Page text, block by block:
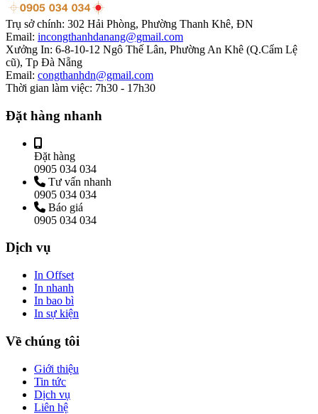
Trụ sở chính: 302 Hải Phòng, Phường Thanh Khê, ĐN
Email: incongthanhdanang@gmail.com
Xưởng In: 6-8-10-12 Ngô Thế Lân, Phường An Khê (Q.Cẩm Lệ
cũ), Tp Đà Nẵng
Email: congthanhdn@gmail.com
Thời gian làm việc: 7h30 - 17h30
Đặt hàng nhanh
Đặt hàng
0905 034 034
Tư vấn nhanh
0905 034 034
Báo giá
0905 034 034
Dịch vụ
In Offset
In nhanh
In bao bì
In sự kiện
Về chúng tôi
Giới thiệu
Tin tức
Dịch vụ
Liên hệ